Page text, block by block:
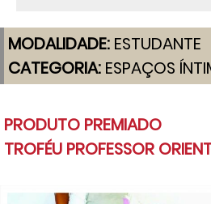
MODALIDADE: ESTUDANTE
CATEGORIA: ESPAÇOS
PRODUTO PREMIADO
TROFÉU PROFESSOR